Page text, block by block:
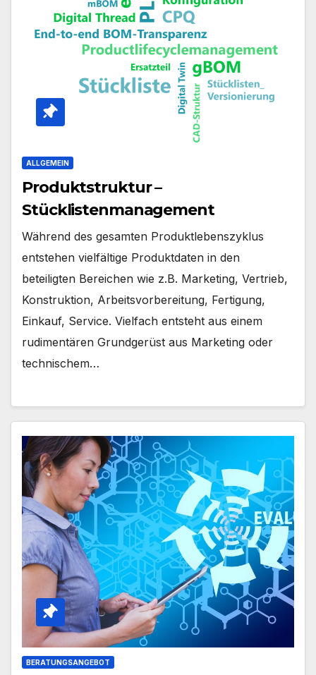
ALLGEMEIN
Produktstruktur –
Stücklistenmanagement
Während des gesamten Produktlebenszyklus
entstehen vielfältige Produktdaten in den
beteiligten Bereichen wie z.B. Marketing, Vertrieb,
Konstruktion, Arbeitsvorbereitung, Fertigung,
Einkauf, Service. Vielfach entsteht aus einem
rudimentären Grundgerüst aus Marketing oder
technischem…
BERATUNGSANGEBOT